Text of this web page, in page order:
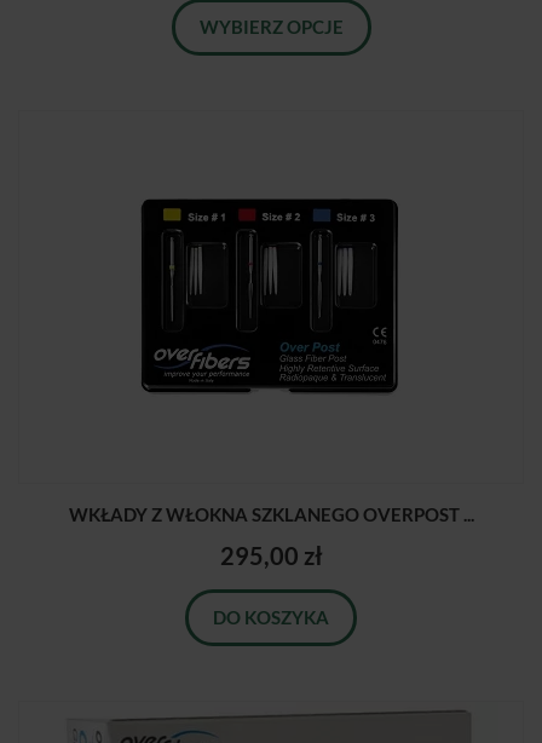
WYBIERZ OPCJE
WKŁADY Z WŁOKNA SZKLANEGO OVERPOST ...
295,00 zł
DO KOSZYKA